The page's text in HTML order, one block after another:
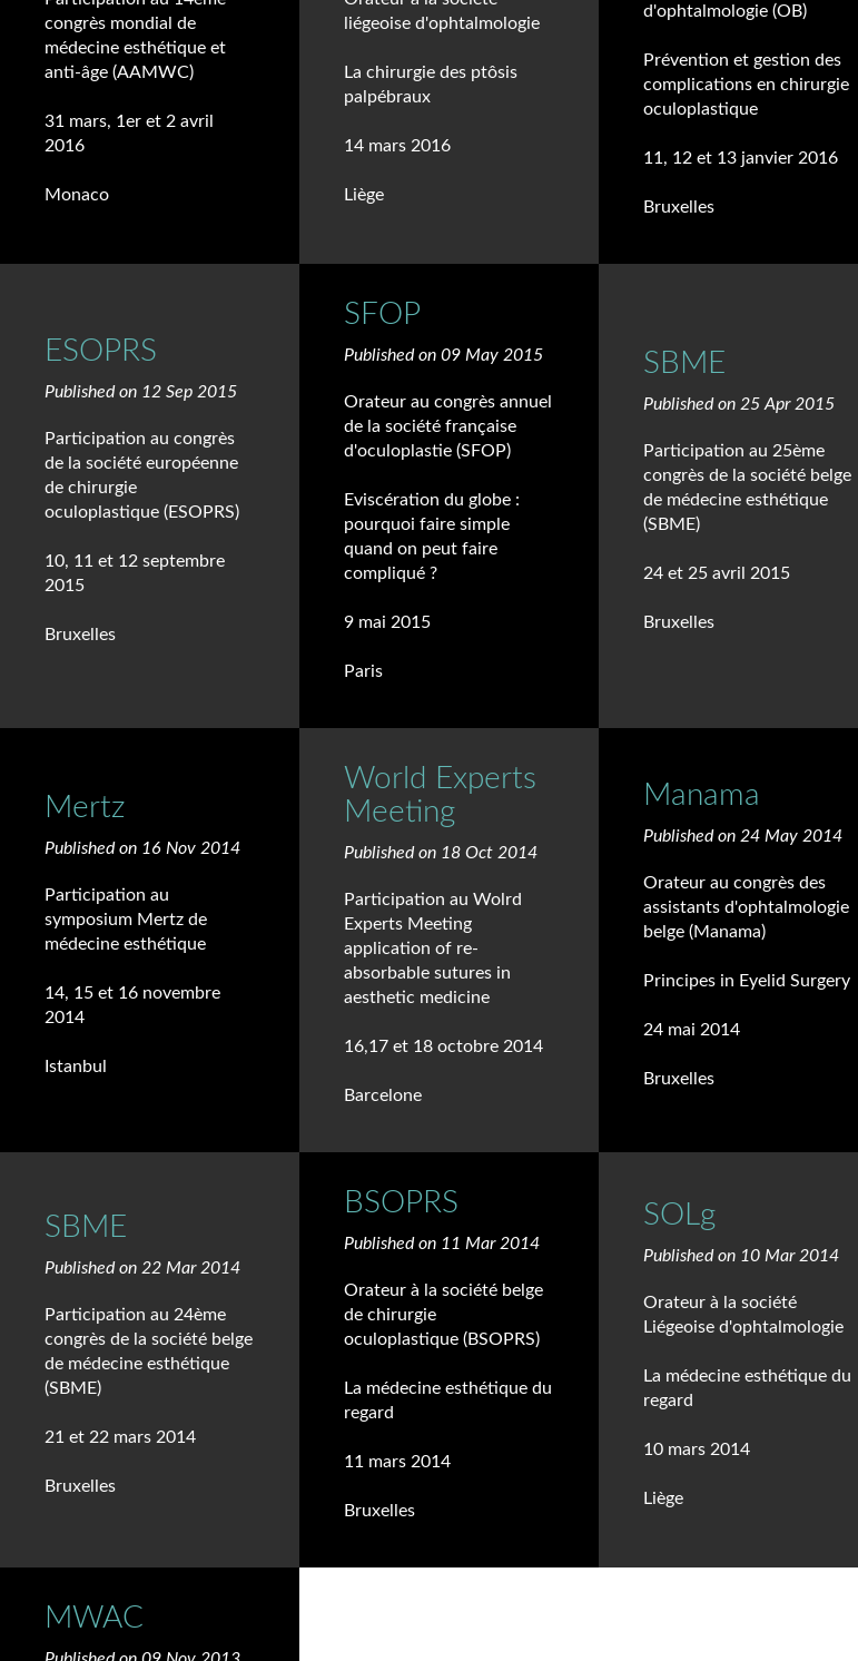
congrès mondial de
médecine esthétique et
anti-âge (AAMWC)
31 mars, 1er et 2 avril
2016
Monaco
liégeoise d'ophtalmologie
La chirurgie des ptôsis
palpébraux
14 mars 2016
Liège
d'ophtalmologie (OB)
Prévention et gestion des
complications en chirurgie
oculoplastique
11, 12 et 13 janvier 2016
Bruxelles
ESOPRS
Published on 12 Sep 2015
Participation au congrès
de la société européenne
de chirurgie
oculoplastique (ESOPRS)
10, 11 et 12 septembre
2015
Bruxelles
SFOP
Published on 09 May 2015
Orateur au congrès annuel
de la société française
d'oculoplastie (SFOP)
Eviscération du globe :
pourquoi faire simple
quand on peut faire
compliqué ?
9 mai 2015
Paris
SBME
Published on 25 Apr 2015
Participation au 25ème
congrès de la société belge
de médecine esthétique
(SBME)
24 et 25 avril 2015
Bruxelles
Mertz
Published on 16 Nov 2014
Participation au
symposium Mertz de
médecine esthétique
14, 15 et 16 novembre
2014
Istanbul
World Experts
Meeting
Published on 18 Oct 2014
Participation au Wolrd
Experts Meeting
application of re-
absorbable sutures in
aesthetic medicine
16,17 et 18 octobre 2014
Barcelone
Manama
Published on 24 May 2014
Orateur au congrès des
assistants d'ophtalmologie
belge (Manama)
Principes in Eyelid Surgery
24 mai 2014
Bruxelles
SBME
Published on 22 Mar 2014
Participation au 24ème
congrès de la société belge
de médecine esthétique
(SBME)
21 et 22 mars 2014
Bruxelles
BSOPRS
Published on 11 Mar 2014
Orateur à la société belge
de chirurgie
oculoplastique (BSOPRS)
La médecine esthétique du
regard
11 mars 2014
Bruxelles
SOLg
Published on 10 Mar 2014
Orateur à la société
Liégeoise d'ophtalmologie
La médecine esthétique du
regard
10 mars 2014
Liège
MWAC